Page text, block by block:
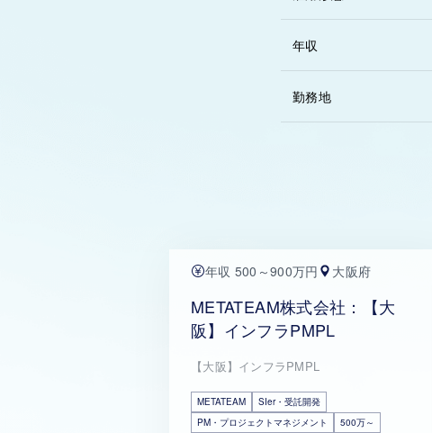
年収
勤務地
年収 500～900万円 大阪府
METATEAM株式会社：【大
阪】インフラPMPL
【大阪】インフラPMPL
METATEAM
SIer・受託開発
PM・プロジェクトマネジメント
500万～